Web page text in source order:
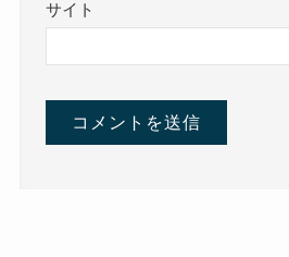
サイト